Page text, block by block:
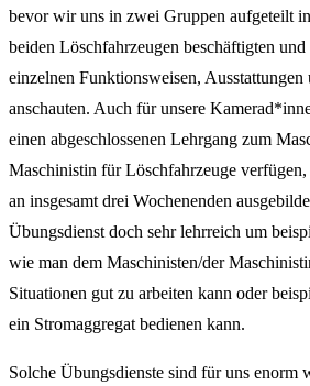
bevor wir uns in zwei Gruppen aufgeteilt
beiden Löschfahrzeugen beschäftigten
einzelnen Funktionsweisen, Ausstattungen
anschauten. Auch für unsere
einen abgeschlossenen Lehrgang zum
Maschinistin für Löschfahrzeuge
an insgesamt drei Wochenenden
Übungsdienst doch sehr lehrreich um
wie man dem Maschinisten/der
Situationen gut zu arbeiten kann oder
ein Stromaggregat bedienen kann.
Solche Übungsdienste sind für uns enorm